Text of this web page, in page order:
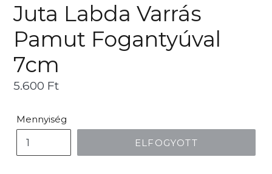
Juta Labda Varrás
Pamut Fogantyúval
7cm
Ár
5.600 Ft
Mennyiség
ELFOGYOTT